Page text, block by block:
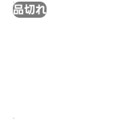
品切れ